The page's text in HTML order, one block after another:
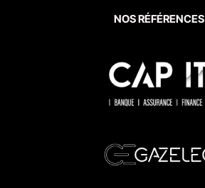
NOS RÉFÉRENCES